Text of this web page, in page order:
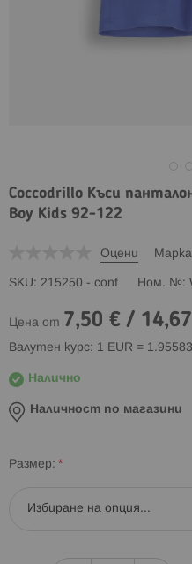
Coccodrillo Къси
Boy Kids 92-122
Оцени
SKU 215250 - conf Ном. №
Цена от 7,50 € /
Валутен курс: 1 EUR =
Налично
Наличност по магазини
Размер